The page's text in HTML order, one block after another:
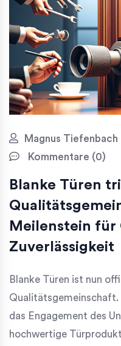
Magnus Tiefenbach
Kommentare (0)
Blanke Türen
Meilenstein für
Zuverlässigkeit
Blanke Türen ist nun
das Engagement des
hochwertige